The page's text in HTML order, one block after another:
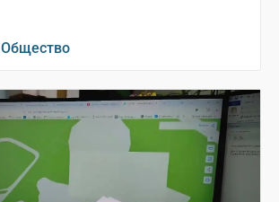
Общество